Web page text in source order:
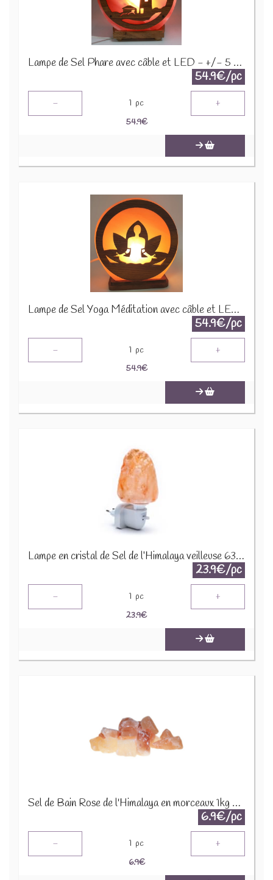
Lampe de Sel Phare avec câble et LED - +/- 5 kgs SEA101
54.9€/pc
- 1 pc +
54.9€
Lampe de Sel Yoga Méditation avec câble et LED - +/- 5 kgs YOG101
54.9€/pc
- 1 pc +
54.9€
Lampe en cristal de Sel de l’Himalaya veilleuse 6348
23.9€/pc
- 1 pc +
23.9€
Sel de Bain Rose de l'Himalaya en morceaux 1kg HSalt-55
6.9€/pc
- 1 pc +
6.9€